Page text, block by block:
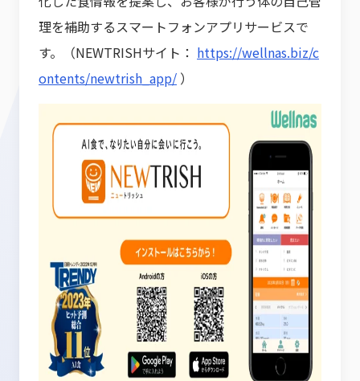
理を補助するスマートフォンアプリサービスで
す。（NEWTRISHサイト： https://wellnas.biz/c
ontents/newtrish_app/ ）